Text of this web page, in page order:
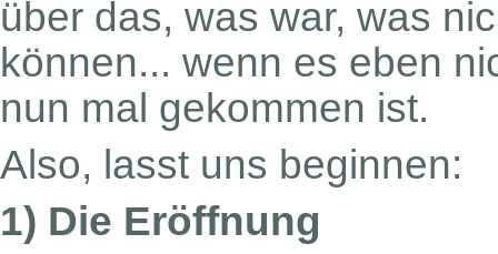
über das, was war, was
können... wenn es eben
nun mal gekommen ist.
Also, lasst uns beginnen:
1) Die Eröffnung